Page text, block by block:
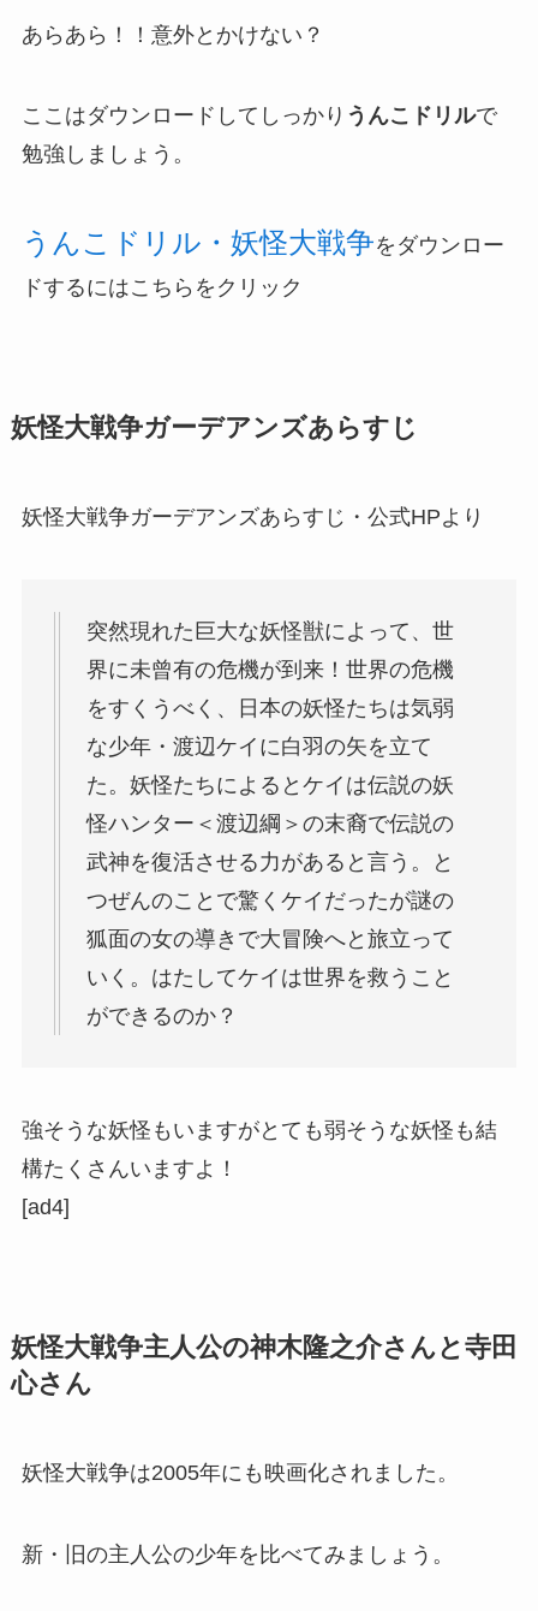
あらあら！！意外とかけない？
ここはダウンロードしてしっかり うんこドリルで
勉強しましょう。
うんこドリル・妖怪大戦争をダウンロー
ドするにはこちらをクリック
妖怪大戦争ガーデアンズあらすじ
妖怪大戦争ガーデアンズあらすじ・公式HPより
突然現れた巨大な妖怪獣によって、世
界に未曾有の危機が到来！世界の危機
をすくうべく、日本の妖怪たちは気弱
な少年・渡辺ケイに白羽の矢を立て
た。妖怪たちによるとケイは伝説の妖
怪ハンター＜渡辺綱＞の末裔で伝説の
武神を復活させる力があると言う。と
つぜんのことで驚くケイだったが謎の
狐面の女の導きで大冒険へと旅立って
いく。はたしてケイは世界を救うこと
ができるのか？
強そうな妖怪もいますがとても弱そうな妖怪も結
構たくさんいますよ！
[ad4]
妖怪大戦争主人公の神木隆之介さんと寺田
心さん
妖怪大戦争は2005年にも映画化されました。
新・旧の主人公の少年を比べてみましょう。